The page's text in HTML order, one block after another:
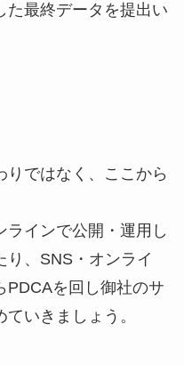
た最終データを提出い
りではなく、ここから
インで公開・運用し
り、SNS・オンライ
PDCAを回し御社のサ
いきましょう。